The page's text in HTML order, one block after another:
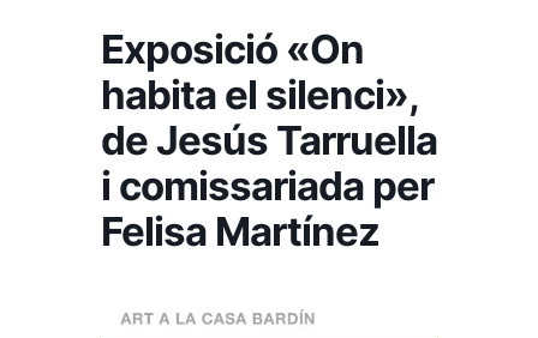
Exposició «On
habita el silenci»,
de Jesús Tarruella
i comissariada per
Felisa Martínez